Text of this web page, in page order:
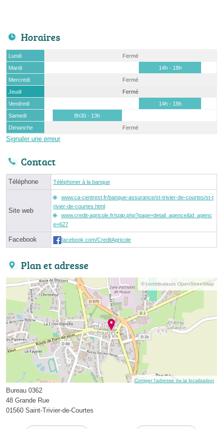
Horaires
Lundi
Fermé
Mardi
14h - 18h
Mercredi
Fermé
Jeudi
Fermé
Vendredi
14h - 18h
Samedi
8h30 - 13h
Dimanche
Fermé
Signaler une erreur
Contact
Téléphone Téléphoner à la banque
Site web
www.ca-centrest.fr/banque-assurance/st-trivier-de-courtes/st-t
rivier-de-courtes.html
www.credit-agricole.fr/spip.php?page=detail_agence&id_agenc
e=627
Facebook facebook.com/CreditAgricole
Plan et adresse
© contributeurs OpenStreetMap
Corriger l’adresse ou la localisation
Bureau 0362
48 Grande Rue
01560 Saint-Trivier-de-Courtes